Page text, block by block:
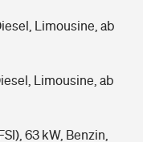
Limousine, ab
Limousine, ab
63 kW, Benzin,